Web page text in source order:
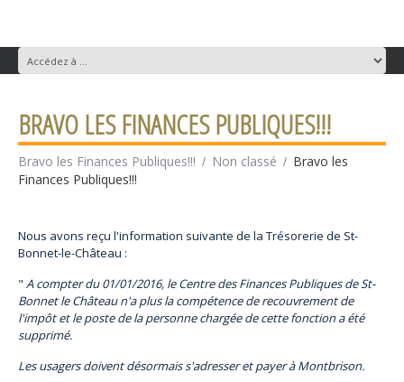
BRAVO LES FINANCES PUBLIQUES!!!
Bravo les Finances Publiques!!! Non classé
Bravo les
Finances Publiques!!!
Nous avons reçu l'information suivante de la Trésorerie de St-
Bonnet-le-Château :
" A compter du 01/01/2016, le Centre des Finances Publiques de St-
Bonnet le Château n'a plus la compétence de recouvrement de
l'impôt et le poste de la personne chargée de cette fonction a été
supprimé.
Les usagers doivent désormais s'adresser et payer à Montbrison.